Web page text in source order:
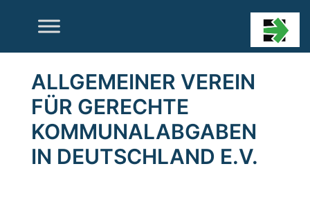
content
ALLGEMEINER VEREIN
FÜR GERECHTE
KOMMUNALABGABEN
IN DEUTSCHLAND E.V.